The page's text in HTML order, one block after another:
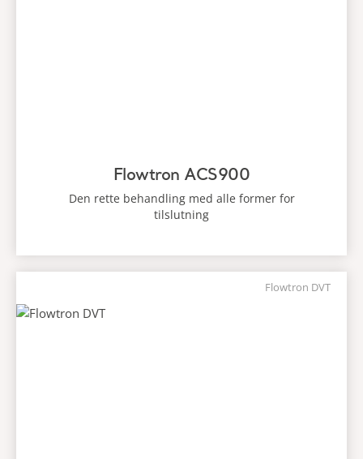
Flowtron ACS900
Den rette behandling med alle former for
tilslutning
Flowtron DVT